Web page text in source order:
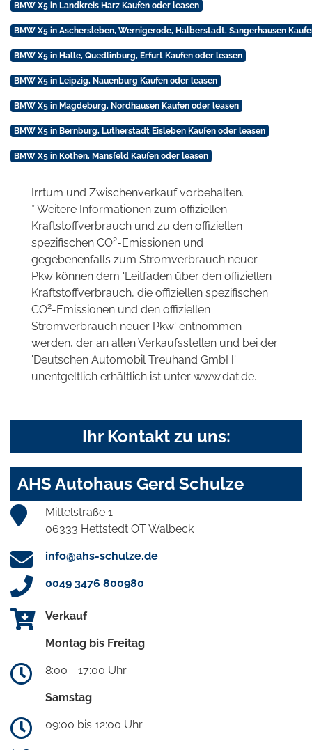
BMW X5 in Landkreis Harz Kaufen oder leasen
BMW X5 in Aschersleben, Wernigerode, Halberstadt, Sangerhausen
BMW X5 in Halle, Quedlinburg, Erfurt Kaufen oder leasen
BMW X5 in Leipzig, Nauenburg Kaufen oder leasen
BMW X5 in Magdeburg, Nordhausen Kaufen oder leasen
BMW X5 in Bernburg, Lutherstadt Eisleben Kaufen oder leasen
BMW X5 in Köthen, Mansfeld Kaufen oder leasen
Irrtum und Zwischenverkauf vorbehalten.
* Weitere Informationen zum offiziellen
Kraftstoffverbrauch und zu den offiziellen
spezifischen CO2-Emissionen und
gegebenenfalls zum Stromverbrauch neuer
Pkw können dem 'Leitfaden über den offiziellen
Kraftstoffverbrauch, die offiziellen spezifischen
CO2-Emissionen und den offiziellen
Stromverbrauch neuer Pkw' entnommen
werden, der an allen Verkaufsstellen und bei der
'Deutschen Automobil Treuhand GmbH'
unentgeltlich erhältlich ist unter www.dat.de.
Ihr Kontakt zu uns:
AHS Autohaus Gerd Schulze
Mittelstraße 1
06333 Hettstedt OT Walbeck
info@ahs-schulze.de
0049 3476 800980
Verkauf
Montag bis Freitag
8:00 - 17:00 Uhr
Samstag
09:00 bis 12:00 Uhr